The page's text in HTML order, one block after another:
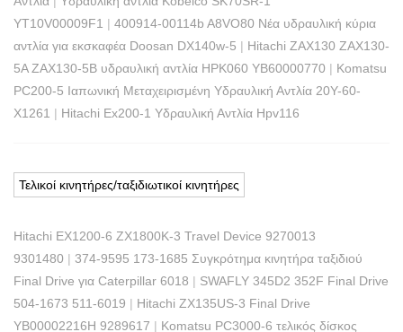
YT10V00009F1 | 400914-00114b A8VO80 Νέα υδραυλική κύρια
αντλία για εκσκαφέα Doosan DX140w-5 | Hitachi ZAX130 ZAX130-
5A ZAX130-5B υδραυλική αντλία HPK060 YB60000770 | Komatsu
PC200-5 Ιαπωνική Μεταχειρισμένη Υδραυλική Αντλία 20Y-60-
X1261 | Hitachi Ex200-1 Υδραυλική Αντλία Hpv116
Τελικοί κινητήρες/ταξιδιωτικοί κινητήρες
Hitachi EX1200-6 ZX1800K-3 Travel Device 9270013
9301480 | 374-9595 173-1685 Συγκρότημα κινητήρα ταξιδιού
Final Drive για Caterpillar 6018 | SWAFLY 345D2 352F Final Drive
504-1673 511-6019 | Hitachi ZX135US-3 Final Drive
YB00002216H 9289617 | Komatsu PC3000-6 τελικός δίσκος